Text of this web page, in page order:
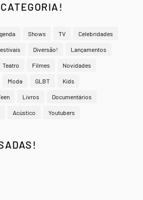
Shows TV Celebridades
Diversão! Lançamentos
Teatro Filmes Novidades
Moda GLBT Kids
Livros Documentários
Acústico Youtubers